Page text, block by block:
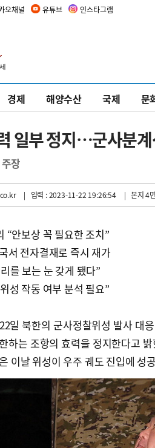
오채널 유튜브 인스타그램
경제 해양수산 국제 문
일부 정지…군사분
장
| 입력 : 2023-11-22 19:26:54 | 본지 4면
“안보상 꼭 필요한 조치”
서 전자결재로 즉시 재가
를 보는 눈 갖게 됐다”
성 작동 여부 분석 필요”
일 북한의 군사정찰위성 발사 대
하는 조항의 효력을 정지한다고
이날 위성이 우주 궤도 진입에 성